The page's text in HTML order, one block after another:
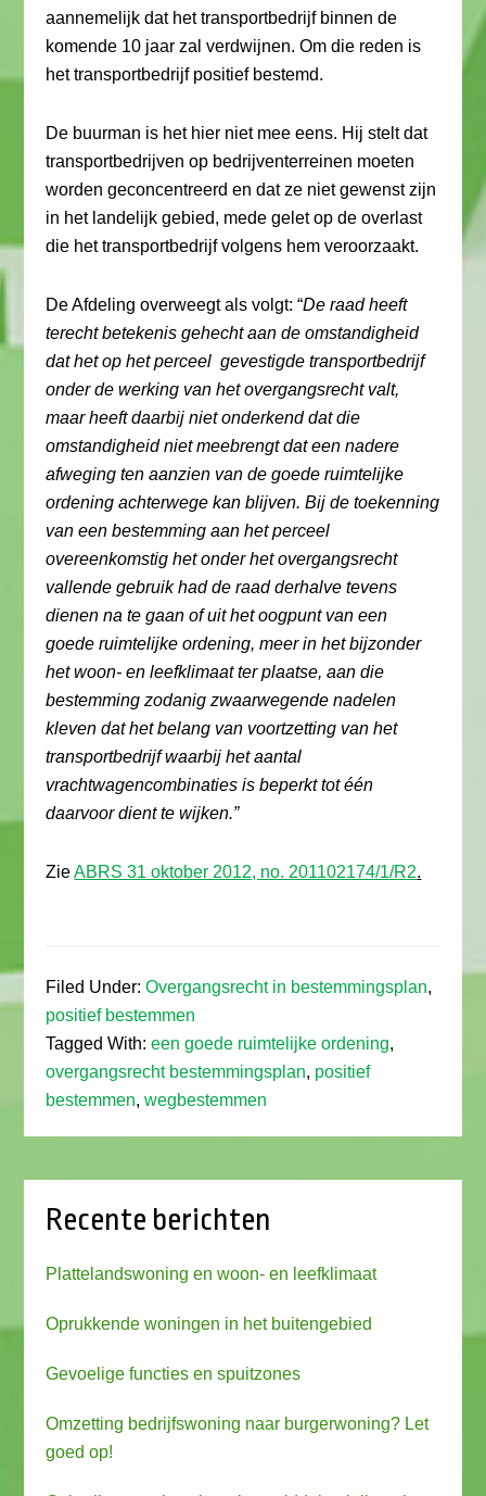
aannemelijk dat het transportbedrijf binnen de
komende 10 jaar zal verdwijnen. Om die reden is
het transportbedrijf positief bestemd.
De buurman is het hier niet mee eens. Hij stelt dat
transportbedrijven op bedrijventerreinen moeten
worden geconcentreerd en dat ze niet gewenst zijn
in het landelijk gebied, mede gelet op de overlast
die het transportbedrijf volgens hem veroorzaakt.
De Afdeling overweegt als volgt: “De raad heeft
terecht betekenis gehecht aan de omstandigheid
dat het op het perceel gevestigde transportbedrijf
onder de werking van het overgangsrecht valt,
maar heeft daarbij niet onderkend dat die
omstandigheid niet meebrengt dat een nadere
afweging ten aanzien van de goede ruimtelijke
ordening achterwege kan blijven. Bij de toekenning
van een bestemming aan het perceel
overeenkomstig het onder het overgangsrecht
vallende gebruik had de raad derhalve tevens
dienen na te gaan of uit het oogpunt van een
goede ruimtelijke ordening, meer in het bijzonder
het woon- en leefklimaat ter plaatse, aan die
bestemming zodanig zwaarwegende nadelen
kleven dat het belang van voortzetting van het
transportbedrijf waarbij het aantal
vrachtwagencombinaties is beperkt tot één
daarvoor dient te wijken.”
ZieABRS 31 oktober 2012, no. 201102174/1/R2.
Filed Under:Overgangsrecht in bestemmingsplan,
positief bestemmen
Tagged With:een goede ruimtelijke ordening,
overgangsrecht bestemmingsplan, positief
bestemmen,wegbestemmen
Recente berichten
Plattelandswoning en woon- en leefklimaat
Oprukkende woningen in het buitengebied
Gevoelige functies en spuitzones
Omzetting bedrijfswoning naar burgerwoning? Let
goed op!